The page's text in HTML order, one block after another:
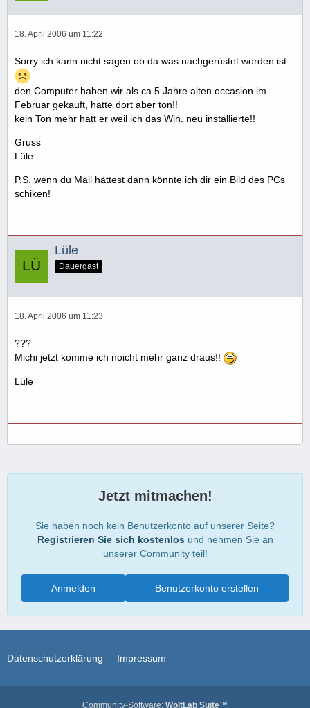
18. April 2006 um 11:22
Sorry ich kann nicht sagen ob da was nachgerüstet worden ist
den Computer haben wir als ca.5 Jahre alten occasion im
Februar gekauft, hatte dort aber ton!!
kein Ton mehr hatt er weil ich das Win. neu installierte!!
Gruss
Lüle
P.S. wenn du Mail hättest dann könnte ich dir ein Bild des PCs
schiken!
Lüle
Dauergast
18. April 2006 um 11:23
???
Michi jetzt komme ich noicht mehr ganz draus!!
Lüle
Jetzt mitmachen!
Sie haben noch kein Benutzerkonto auf unserer Seite?
Registrieren Sie sich kostenlos und nehmen Sie an
unserer Community teil!
Benutzerkonto erstellen
Anmelden
Datenschutzerklärung Impressum
Community-Software: WoltLab Suite™